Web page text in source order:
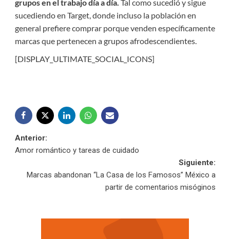
grupos en el trabajo día a día. Tal como sucedió y sigue
sucediendo en Target, donde incluso la población en
general prefiere comprar porque venden específicamente
marcas que pertenecen a grupos afrodescendientes.
[DISPLAY_ULTIMATE_SOCIAL_ICONS]
Navegación
entradas
Anterior:
Amor romántico y tareas de cuidado
Siguiente:
Marcas abandonan “La Casa de los Famosos” México a
partir de comentarios misóginos